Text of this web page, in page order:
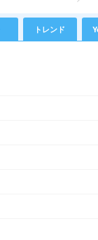
トレンド